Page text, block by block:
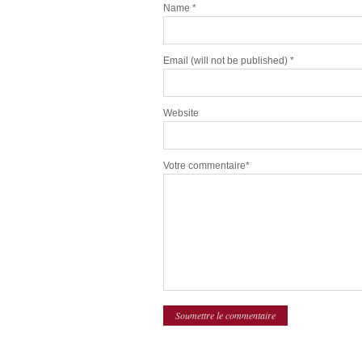
Name *
Email (will not be published) *
Website
Votre commentaire*